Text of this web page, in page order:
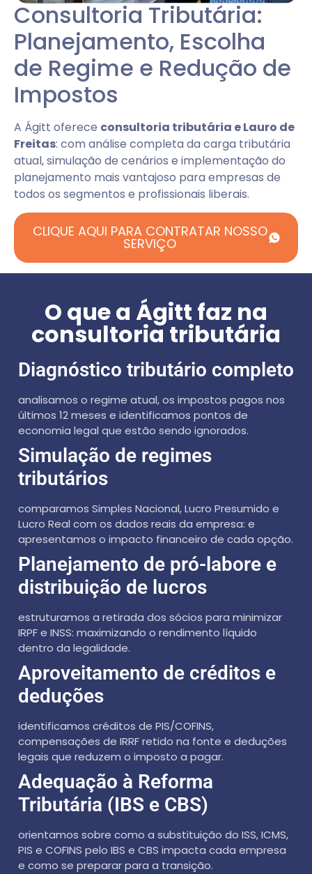
Consultoria Tributária:
Planejamento, Escolha
de Regime e Redução de
Impostos
A Ágitt oferece consultoria tributária e Lauro de
Freitas: com análise completa da carga tributária
atual, simulação de cenários e implementação do
planejamento mais vantajoso para empresas de
todos os segmentos e profissionais liberais.
CLIQUE AQUI PARA CONTRATAR NOSSO
SERVIÇO
O que a Ágitt faz na
consultoria tributária
Diagnóstico tributário completo
analisamos o regime atual, os impostos pagos nos
últimos 12 meses e identificamos pontos de
economia legal que estão sendo ignorados.
Simulação de regimes
tributários
comparamos Simples Nacional, Lucro Presumido e
Lucro Real com os dados reais da empresa: e
apresentamos o impacto financeiro de cada opção.
Planejamento de pró-labore e
distribuição de lucros
estruturamos a retirada dos sócios para minimizar
IRPF e INSS: maximizando o rendimento líquido
dentro da legalidade.
Aproveitamento de créditos e
deduções
identificamos créditos de PIS/COFINS,
compensações de IRRF retido na fonte e deduções
legais que reduzem o imposto a pagar.
Adequação à Reforma
Tributária (IBS e CBS)
orientamos sobre como a substituição do ISS, ICMS,
PIS e COFINS pelo IBS e CBS impacta cada empresa
e como se preparar para a transição.